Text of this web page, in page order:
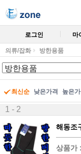
로그인 마
의류/잡화 방한용품
최신순 낮은가격 높은가
1 - 2
해동조
상품가 :